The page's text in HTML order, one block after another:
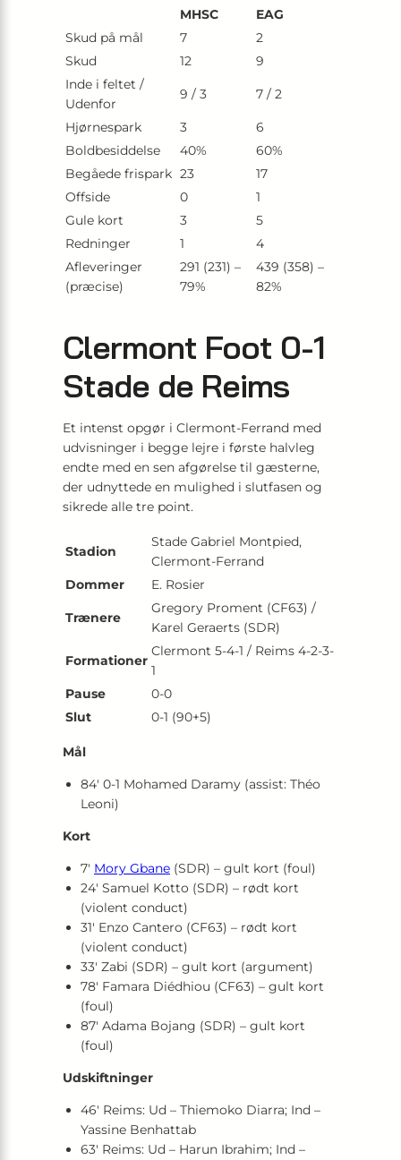
MHSC
EAG
Skud på mål
7
2
Skud
12
9
Inde i feltet /
Udenfor
9 / 3 7 / 2
Hjørnespark 3
6
Boldbesiddelse
40%
60%
Begåede frispark 23
17
Offside
0
1
Gule kort
3
5
Redninger
1
4
Afleveringer
(præcise)
291 (231) –
79%
439 (358) –
82%
Clermont Foot 0-1
Stade de Reims
Et intenst opgør i Clermont-Ferrand med
udvisninger i begge lejre i første halvleg
endte med en sen afgørelse til gæsterne,
der udnyttede en mulighed i slutfasen og
sikrede alle tre point.
Stadion
Stade Gabriel Montpied,
Clermont-Ferrand
Dommer
E. Rosier
Trænere
Gregory Proment (CF63) /
Karel Geraerts (SDR)
Formationer
Clermont 5-4-1 / Reims 4-2-3-
1
Pause
0-0
Slut
0-1 (90+5)
Mål
84′ 0-1 Mohamed Daramy (assist: Théo
Leoni)
Kort
7′ Mory Gbane (SDR) – gult kort (foul)
24′ Samuel Kotto (SDR) – rødt kort
(violent conduct)
31′ Enzo Cantero (CF63) – rødt kort
(violent conduct)
33′ Zabi (SDR) – gult kort (argument)
78′ Famara Diédhiou (CF63) – gult kort
(foul)
87′ Adama Bojang (SDR) – gult kort
(foul)
Udskiftninger
46′ Reims: Ud – Thiemoko Diarra; Ind –
Yassine Benhattab
63′ Reims: Ud – Harun Ibrahim; Ind –